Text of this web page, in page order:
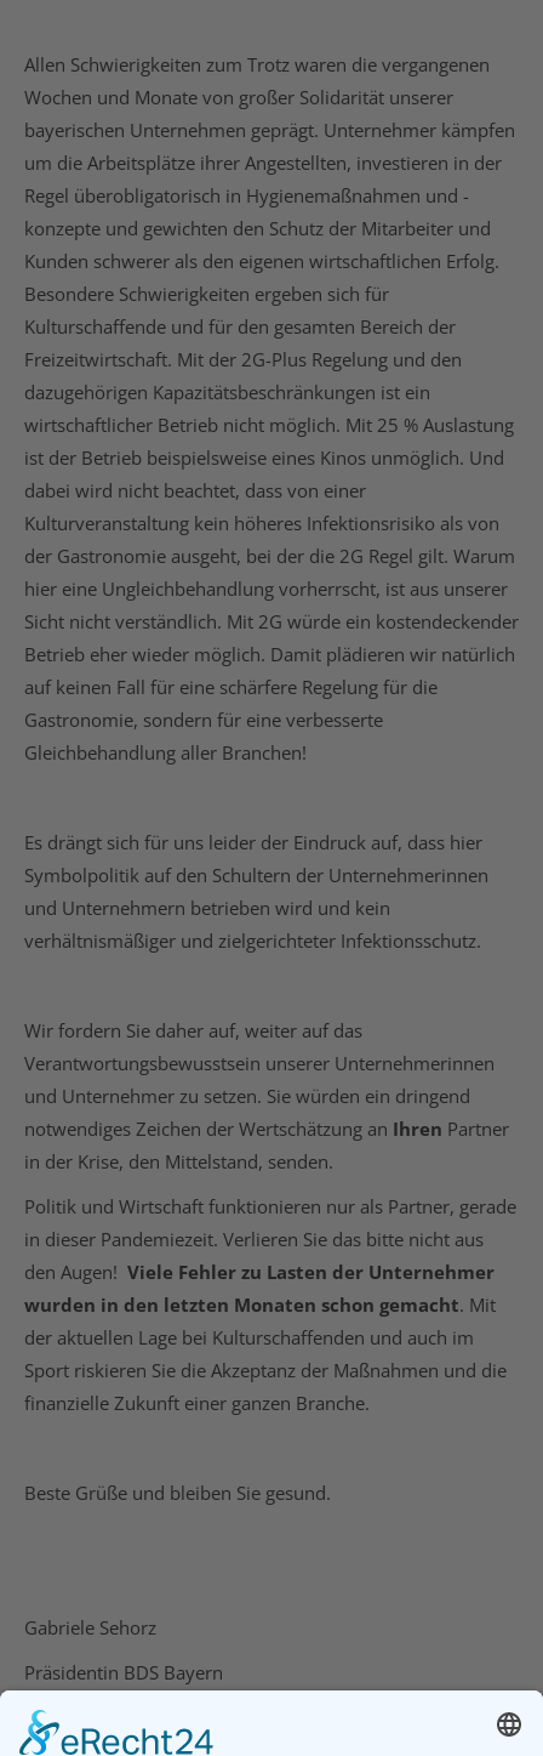
Allen Schwierigkeiten zum Trotz waren die vergangenen
Wochen und Monate von großer Solidarität unserer
bayerischen Unternehmen geprägt. Unternehmer kämpfen
um die Arbeitsplätze ihrer Angestellten, investieren in der
Regel überobligatorisch in Hygienemaßnahmen und -
konzepte und gewichten den Schutz der Mitarbeiter und
Kunden schwerer als den eigenen wirtschaftlichen Erfolg.
Besondere Schwierigkeiten ergeben sich für
Kulturschaffende und für den gesamten Bereich der
Freizeitwirtschaft. Mit der 2G-Plus Regelung und den
dazugehörigen Kapazitätsbeschränkungen ist ein
wirtschaftlicher Betrieb nicht möglich. Mit 25 % Auslastung
ist der Betrieb beispielsweise eines Kinos unmöglich. Und
dabei wird nicht beachtet, dass von einer
Kulturveranstaltung kein höheres Infektionsrisiko als von
der Gastronomie ausgeht, bei der die 2G Regel gilt. Warum
hier eine Ungleichbehandlung vorherrscht, ist aus unserer
Sicht nicht verständlich. Mit 2G würde ein kostendeckender
Betrieb eher wieder möglich. Damit plädieren wir natürlich
auf keinen Fall für eine schärfere Regelung für die
Gastronomie, sondern für eine verbesserte
Gleichbehandlung aller Branchen!
Es drängt sich für uns leider der Eindruck auf, dass hier
Symbolpolitik auf den Schultern der Unternehmerinnen
und Unternehmern betrieben wird und kein
verhältnismäßiger und zielgerichteter Infektionsschutz.
Wir fordern Sie daher auf, weiter auf das
Verantwortungsbewusstsein unserer Unternehmerinnen
und Unternehmer zu setzen. Sie würden ein dringend
notwendiges Zeichen der Wertschätzung an Ihren Partner
in der Krise, den Mittelstand, senden.
Politik und Wirtschaft funktionieren nur als Partner, gerade
in dieser Pandemiezeit. Verlieren Sie das bitte nicht aus
den Augen! Viele Fehler zu Lasten der Unternehmer
wurden in den letzten Monaten schon gemacht. Mit
der aktuellen Lage bei Kulturschaffenden und auch im
Sport riskieren Sie die Akzeptanz der Maßnahmen und die
finanzielle Zukunft einer ganzen Branche.
Beste Grüße und bleiben Sie gesund.
Gabriele Sehorz
Präsidentin BDS Bayern